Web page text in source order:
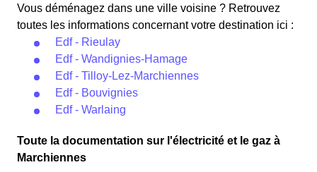
Vous déménagez dans une ville voisine ? Retrouvez
toutes les informations concernant votre destination ici :
Edf - Rieulay
Edf - Wandignies-Hamage
Edf - Tilloy-Lez-Marchiennes
Edf - Bouvignies
Edf - Warlaing
Toute la documentation sur l'électricité et le gaz à
Marchiennes